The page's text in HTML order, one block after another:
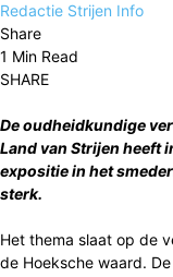
Redactie Strijen Info
Share
1 Min Read
SHARE
De oudheidkundige
Land van Strijen heeft
expositie in het
sterk.
Het thema slaat op de
de Hoeksche waard.